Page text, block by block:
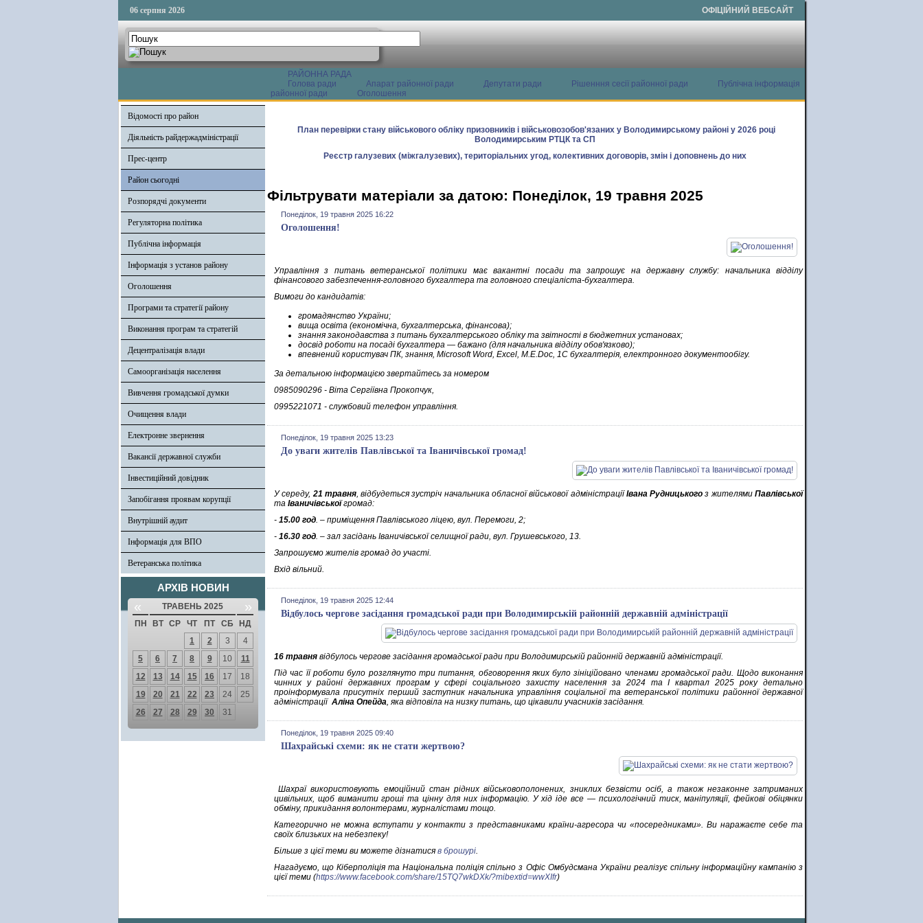
06 серпня 2026 ОФІЦІЙНИЙ ВЕБСАЙТ
РАЙОННА РАДА
Голова ради
Апарат районної ради Депутати ради Рішенння сесії районної ради
Публічна інформація
районної ради
Оголошення
Відомості про район
Діяльність райдержадміністрації
Прес-центр
Район сьогодні
Розпорядчі документи
Регуляторна політика
Публічна інформація
Інформація з установ району
Оголошення
Програми та стратегії району
Виконання програм та стратегій
Децентралізація влади
Самоорганізація населення
Вивчення громадської думки
Очищення влади
Електронне звернення
Вакансії державної служби
Інвестиційний довідник
Запобігання проявам корупції
Внутрішній аудит
Інформація для ВПО
Ветеранська політика
АРХІВ НОВИН
« ТРАВЕНЬ 2025 »
ПН ВТ СР ЧТ ПТ СБ
НД
1
2 3
4
5
6 7 8 9 10
11
12
13 14 15 16 17
18
19
20 21 22 23 24
25
26
27 28 29 30 31
План перевірки стану військового обліку призовників і військовозобов'язаних у Володимирському районі у 2026 році
Володимирським РТЦК та СП
Реєстр галузевих (міжгалузевих), територіальних угод, колективних договорів, змін і доповнень до них
Фільтрувати матеріали за датою: Понеділок, 19 травня 2025
Понеділок, 19 травня 2025 16:22
Оголошення!
Управління з питань ветеранської політики має вакантні посади та запрошує на державну службу: начальника відділу
фінансового забезпечення-головного бухгалтера та головного спеціаліста-бухгалтера.
Вимоги до кандидатів:
громадянство України;
вища освіта (економічна, бухгалтерська, фінансова);
знання законодавства з питань бухгалтерського обліку та звітності в бюджетних установах;
досвід роботи на посаді бухгалтера — бажано (для начальника відділу обов'язково);
впевнений користувач ПК, знання, Microsoft Word, Excel, M.E.Doc, 1С бухгалтерія, електронного документообігу.
За детальною інформацією звертайтесь за номером
0985090296 - Віта Сергіївна Прокопчук,
0995221071 - службовий телефон управління.
Понеділок, 19 травня 2025 13:23
До уваги жителів Павлівської та Іваничівської громад!
У середу,21 травня, відбудеться зустріч начальника обласної військової адміністраціїІвана Рудницького з жителямиПавлівської
та Іваничівськоїгромад:
- 15.00 год. – приміщення Павлівського ліцею, вул. Перемоги, 2;
- 16.30 год. – зал засідань Іваничівської селищної ради, вул. Грушевського, 13.
Запрошуємо жителів громад до участі.
Вхід вільний.
Понеділок, 19 травня 2025 12:44
Відбулось чергове засідання громадської ради при Володимирській районній державній адміністрації
16 травня відбулось чергове засідання громадської ради при Володимирській районній державній адміністрації.
Під час її роботи було розглянуто три питання, обговорення яких було зініційовано членами громадської ради. Щодо виконання
чинних у районі державних програм у сфері соціального захисту населення за 2024 та І квартал 2025 року детально
проінформувала присутніх перший заступник начальника управління соціальної та ветеранської політики районної державної
адміністрації Аліна Опейда, яка відповіла на низку питань, що цікавили учасників засідання.
Понеділок, 19 травня 2025 09:40
Шахрайські схеми: як не стати жертвою?
Шахраї використовують емоційний стан рідних військовополонених, зниклих безвісти осіб, а також незаконне затриманих
цивільних, щоб виманити гроші та цінну для них інформацію. У хід іде все — психологічний тиск, маніпуляції, фейкові обіцянки
обміну, прикидання волонтерами, журналістами тощо.
Категорично не можна вступати у контакти з представниками країни-агресора чи «посередниками». Ви наражаєте себе та
своїх близьких на небезпеку!
Більше з цієї теми ви можете дізнатися в брошурі.
Нагадуємо, що Кіберполіція та Національна поліція спільно з Офіс Омбудсмана України реалізує спільну інформаційну кампанію з
цієї теми (https://www.facebook.com/share/15TQ7wkDXk/?mibextid=wwXIfr)